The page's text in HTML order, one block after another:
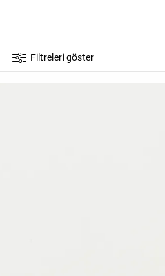
Filtreleri göster